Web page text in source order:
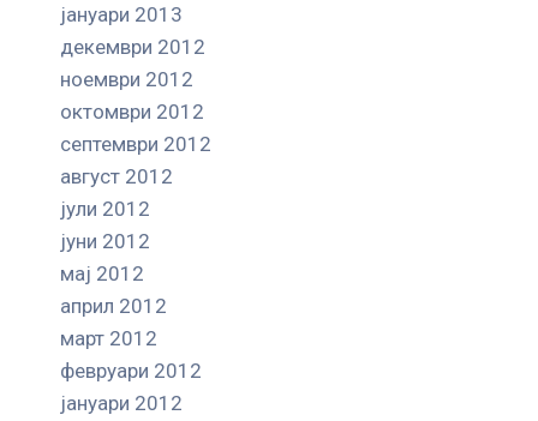
јануари 2013
декември 2012
ноември 2012
октомври 2012
септември 2012
август 2012
јули 2012
јуни 2012
мај 2012
април 2012
март 2012
февруари 2012
јануари 2012